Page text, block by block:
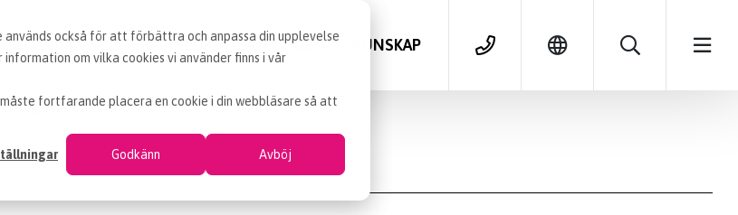
också för att förbättra och anpassa din upplevelse
om vilka cookies vi använder finns i vår
fortfarande placera en cookie i din webbläsare så att
Godkänn Avböj
VÅRA TJÄNSTER LEDIGA INKÖPSJOBB KUNSKAP
24 oktober